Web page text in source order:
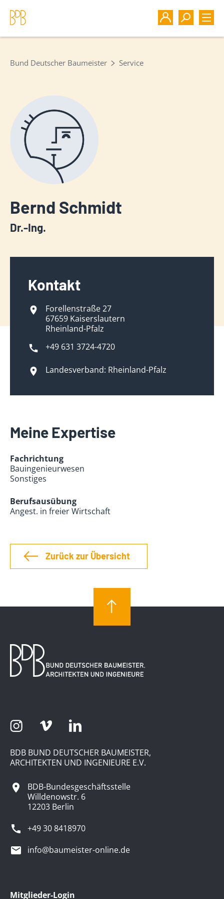
Bund Deutscher Baumeister Service
Bernd Schmidt
Dr.-Ing.
Kontakt
Forellenstraße 27
67659 Kaiserslautern
Rheinland-Pfalz
+49 631 3724-4720
Landesverband: Rheinland-Pfalz
Meine Expertise
Fachrichtung
Bauingenieurwesen
Sonstiges
Berufsausübung
Angest. in freier Wirtschaft
Zurück zur Übersicht
BDB BUND DEUTSCHER BAUMEISTER,
ARCHITEKTEN UND INGENIEURE E.V.
BDB-Bundesgeschäftsstelle
Willdenowstr. 6
12203 Berlin
+49 30 8418970
info@baumeister-online.de
Mitglieder-Login